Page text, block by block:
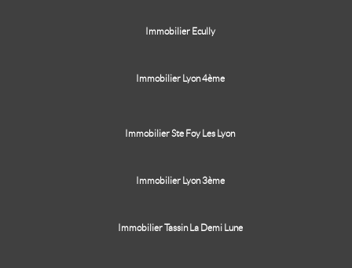
Immobilier Ecully
Immobilier Lyon 4ème
Immobilier Ste Foy Les Lyon
Immobilier Lyon 3ème
Immobilier Tassin La Demi Lune